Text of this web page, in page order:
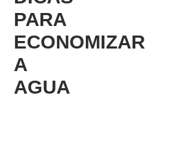
PARA
ECONOMIZAR
A
AGUA